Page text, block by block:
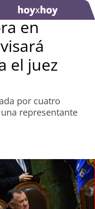
en
el juez
por cuatro
representante